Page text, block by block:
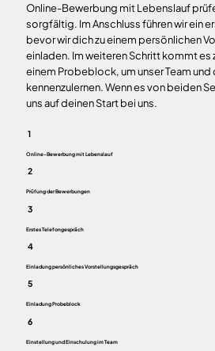
Online-Bewerbung mit Lebenslauf
sorgfältig. Im Anschluss führen wir ein
bevor wir dich zu einem persönlichen
einladen. Im weiteren Schritt kommt es
einem Probeblock, um unser Team und
kennenzulernen. Wenn es von beiden
uns auf deinen Start bei uns.
1
Online-Bewerbung mit Lebenslauf
2
Prüfung der Bewerbungen
3
Erstes Telefongespräch
4
Einladung persönliches Vorstellungsgespräch
5
Einladung Probeblock
6
Einstellung und Einschulung im Team